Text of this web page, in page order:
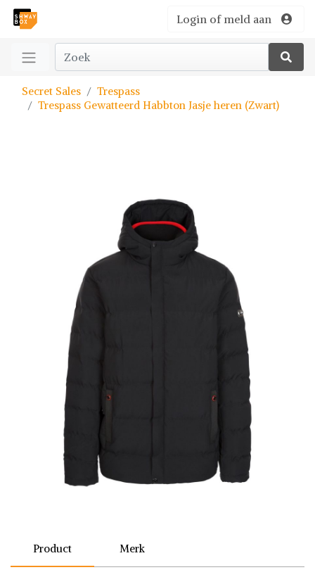
Login of meld aan
Secret Sales
Trespass
Trespass Gewatteerd Habbton Jasje heren (Zwart)
Product Merk